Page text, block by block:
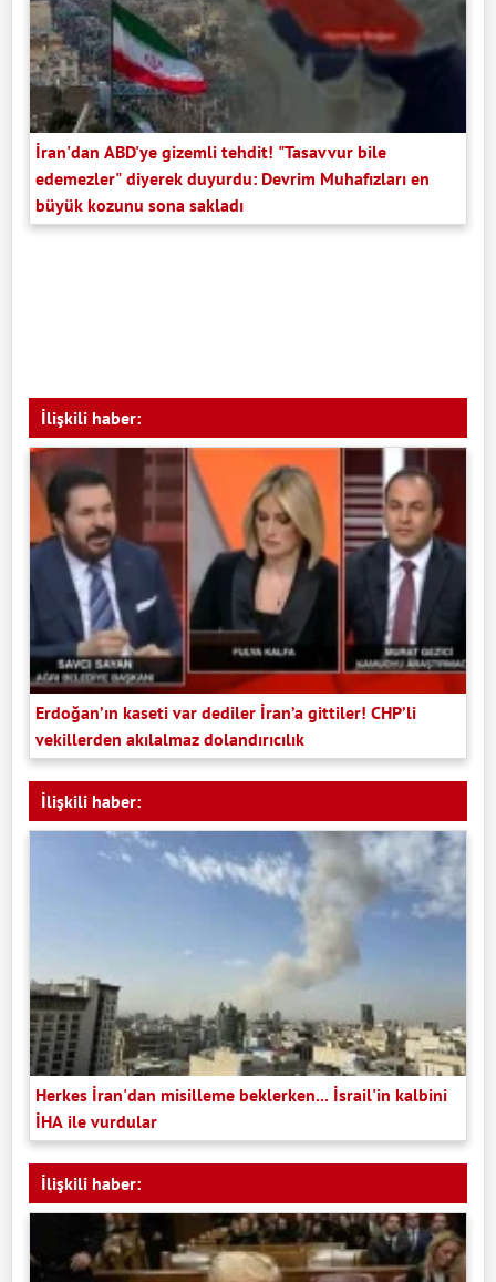
İran'dan ABD'ye gizemli tehdit! "Tasavvur bile
edemezler" diyerek duyurdu: Devrim Muhafızları en
büyük kozunu sona sakladı
İlişkili haber:
Erdoğan’ın kaseti var dediler İran’a gittiler! CHP’li
vekillerden akılalmaz dolandırıcılık
İlişkili haber:
Herkes İran'dan misilleme beklerken... İsrail'in kalbini
İHA ile vurdular
İlişkili haber: